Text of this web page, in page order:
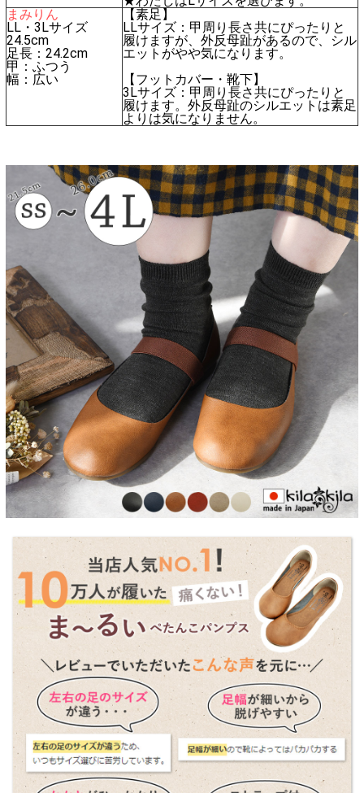
まみりん
LL・3Lサイズ
24.5cm
足長：24.2cm
甲：ふつう
幅：広い
【素足】
LLサイズ：甲周り長さ共にぴったりと
履けますが、外反母趾があるので、シル
エットがやや気になります。
【フットカバー・靴下】
3Lサイズ：甲周り長さ共にぴったりと
履けます。外反母趾のシルエットは素足
よりは気になりません。